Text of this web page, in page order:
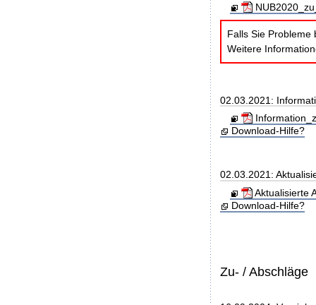
Falls Sie Probleme
Weitere
02.03.2021:
Download-Hilfe?
02.03.2021:
Aktualisierte
Download-Hilfe?
Zu- / Abschläge